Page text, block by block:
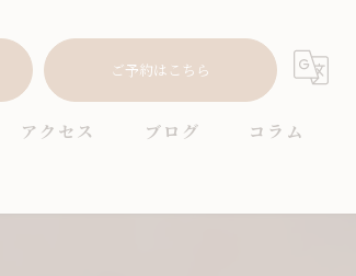
ご予約はこちら
アクセス ブログ コラム